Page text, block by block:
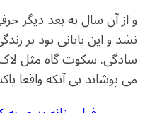
و از آن سال به بعد دیگر
نشد و این پایانی بود بر
سادگی. سکوت گاه مثل
می پوشاند بی آنکه واقعا